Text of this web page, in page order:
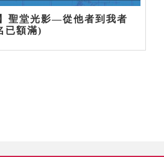
聖堂光影—從他者到我者
已額滿)